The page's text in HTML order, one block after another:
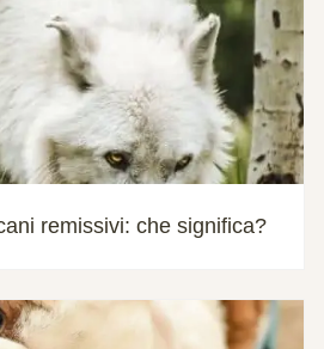
remissivi: che significa?